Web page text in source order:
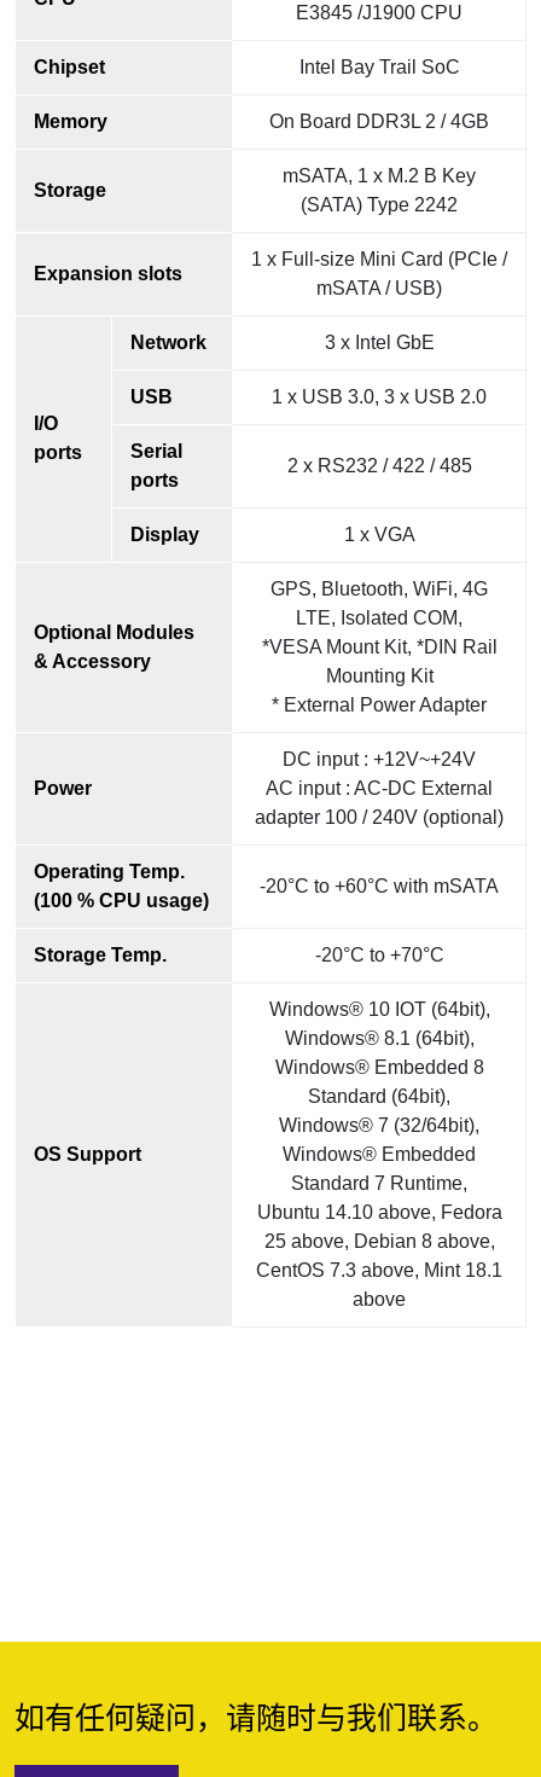
E3845 /J1900 CPU
Chipset Intel Bay Trail SoC
Memory On Board DDR3L 2 / 4GB
Storage
mSATA, 1 x M.2 B Key
(SATA) Type 2242
Expansion slots
1 x Full-size Mini Card (PCIe /
mSATA / USB)
I/O
ports
Network 3 x Intel GbE
USB 1 x USB 3.0, 3 x USB 2.0
Serial
ports
2 x RS232 / 422 / 485
Display 1 x VGA
Optional Modules
& Accessory
GPS, Bluetooth, WiFi, 4G
LTE, Isolated COM,
*VESA Mount Kit, *DIN Rail
Mounting Kit
* External Power Adapter
Power
DC input : +12V~+24V
AC input : AC-DC External
adapter 100 / 240V (optional)
Operating Temp.
(100 % CPU usage)
-20°C to +60°C with mSATA
Storage Temp. -20°C to +70°C
OS Support
Windows® 10 IOT (64bit),
Windows® 8.1 (64bit),
Windows® Embedded 8
Standard (64bit),
Windows® 7 (32/64bit),
Windows® Embedded
Standard 7 Runtime,
Ubuntu 14.10 above, Fedora
25 above, Debian 8 above,
CentOS 7.3 above, Mint 18.1
above
如有任何疑问，请随时与我们联系。